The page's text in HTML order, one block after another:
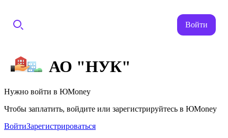
Войти
АО "НУК"
Нужно войти в ЮMoney
Чтобы заплатить, войдите или зарегистрируйтесь в ЮMoney
ВойтиЗарегистрироваться